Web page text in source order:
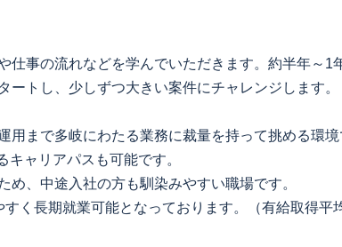
仕事の流れなどを学んでいただきます。約半年～
トし、少しずつ大きい案件にチャレンジします。
用まで多岐にわたる業務に裁量を持って挑める環
ャリアパスも可能です。
め、中途入社の方も馴染みやすい職場です。
く長期就業可能となっております。（有給取得平